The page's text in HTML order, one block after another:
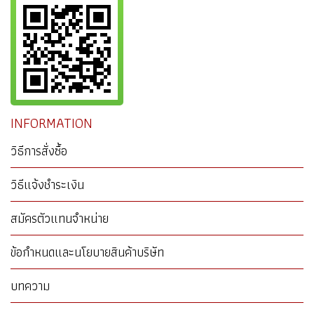
INFORMATION
วิธีการสั่งซื้อ
วิธีแจ้งชำระเงิน
สมัครตัวแทนจำหน่าย
ข้อกำหนดและนโยบายสินค้าบริษัท
บทความ